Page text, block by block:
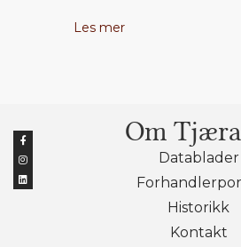
Les mer
Om
Datablader
Historikk
Kontakt